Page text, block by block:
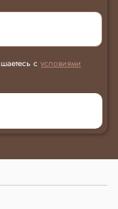
с условиями